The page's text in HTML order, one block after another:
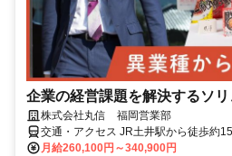
企業の経営課題を解決するソ
株式会社丸信 福岡営業部
交通・アクセス JR土井駅から徒歩約
月給260,100円～340,900円